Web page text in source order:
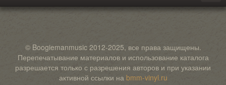
© Boogiemanmusic 2012-2025, все права защищены.
Перепечатывание материалов и использование каталога
разрешается только с разрешения авторов и при указании
активной ссылки на bmm-vinyl.ru